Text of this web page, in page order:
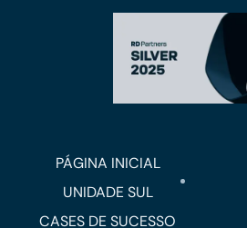
PÁGINA INICIAL
UNIDADE SUL
CASES DE SUCESSO